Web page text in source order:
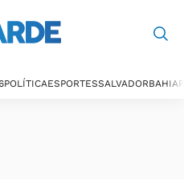
POLÍTICAESPORTESSALVADORBAHIA